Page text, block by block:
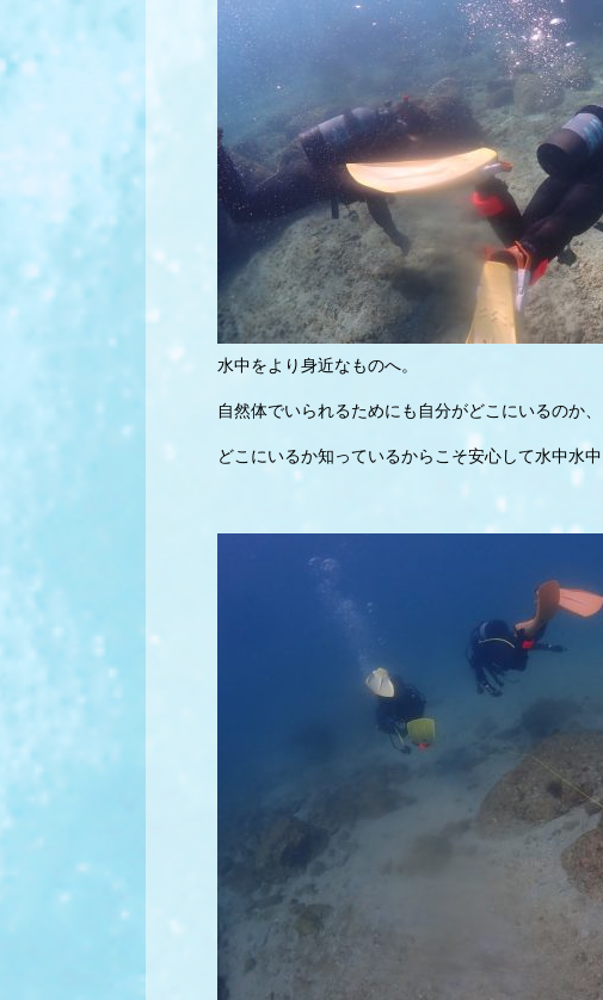
水中をより身近なものへ。
自然体でいられるためにも自分がどこにいるのか
どこにいるか知っているからこそ安心して水中水